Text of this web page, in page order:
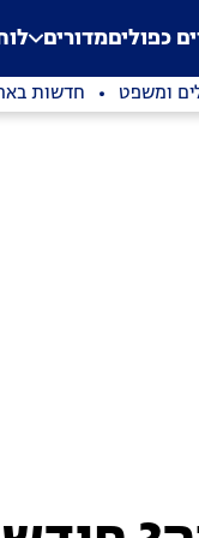
Application error: a
. כפוליםמדורים
ומשפט חדשות